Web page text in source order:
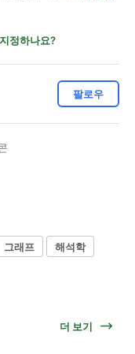
정하나요?
팔로우
그래프
해석학
더 보기